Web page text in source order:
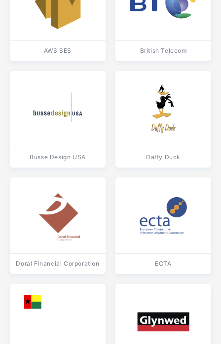
AWS SES British Telecom
Busse Design USA Daffy Duck
Doral Financial Corporation ECTA